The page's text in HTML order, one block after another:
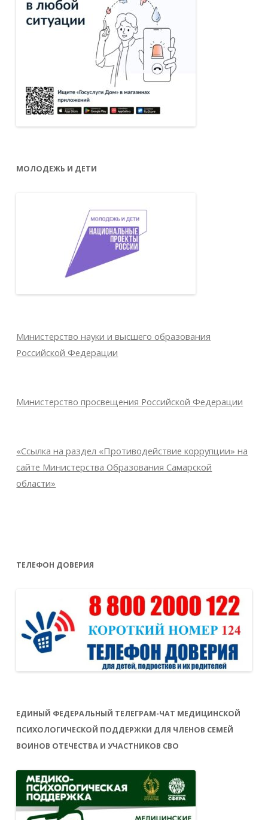
МОЛОДЕЖЬ И ДЕТИ
Министерство науки и высшего образования
Российской Федерации
Министерство просвещения Российской Федерации
«Ссылка на раздел «Противодействие коррупции» на
сайте Министерства Образования Самарской
области»
ТЕЛЕФОН ДОВЕРИЯ
ЕДИНЫЙ ФЕДЕРАЛЬНЫЙ ТЕЛЕГРАМ-ЧАТ МЕДИЦИНСКОЙ
ПСИХОЛОГИЧЕСКОЙ ПОДДЕРЖКИ ДЛЯ ЧЛЕНОВ СЕМЕЙ
ВОИНОВ ОТЕЧЕСТВА И УЧАСТНИКОВ СВО